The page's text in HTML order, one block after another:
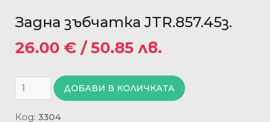
Задна зъбчатка JTR.857.45з.
26.00 € / 50.85 лв.
ДОБАВИ В КОЛИЧКАТА
Код: 3304